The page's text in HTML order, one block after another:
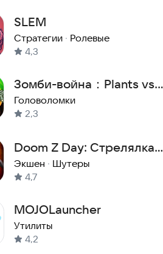
SLEM
Стратегии · Ролевые
4,3
Зомби-война：Plants vs.
Zombies
Головоломки
2,3
Doom Z Day: Стрелялка
Жуткий Экшн Хоррор Дум
Шутер
Экшен · Шутеры
4,7
MOJOLauncher
Утилиты
4,2